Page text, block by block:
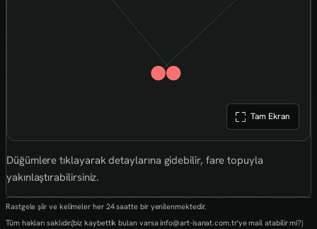
Tam Ekran
Düğümlere tıklayarak detaylarına gidebilir, fare topuyla
yakınlaştırabilirsiniz.
Rastgele şiir ve kelimeler her 24 saatte bir yenilenmektedir.
Tüm hakları saklıdır.(biz kaybettik bulan varsa info@art-isanat.com.tr'ye mail atabilir mi?)